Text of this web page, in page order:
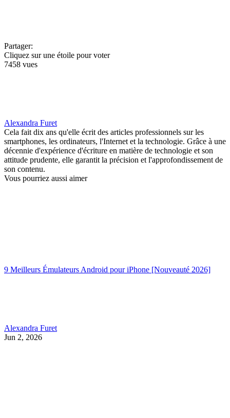
Partager:
Cliquez sur une étoile pour voter
7458 vues
Alexandra Furet
Cela fait dix ans qu'elle écrit des articles professionnels sur les
smartphones, les ordinateurs, l'Internet et la technologie. Grâce à une
décennie d'expérience d'écriture en matière de technologie et son
attitude prudente, elle garantit la précision et l'approfondissement de
son contenu.
Vous pourriez aussi aimer
9 Meilleurs Émulateurs Android pour iPhone [Nouveauté 2026]
Alexandra Furet
Jun 2, 2026